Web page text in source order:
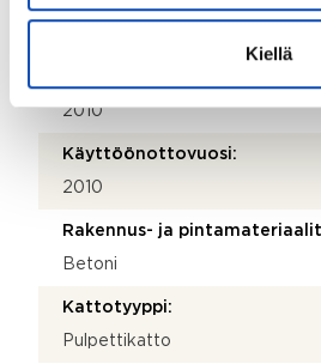
Kiellä
2010
Käyttöönottovuosi:
2010
Rakennus- ja
Betoni
Kattotyyppi:
Pulpettikatto